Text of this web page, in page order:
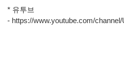
* 유투브
- https://www.youtube.com/